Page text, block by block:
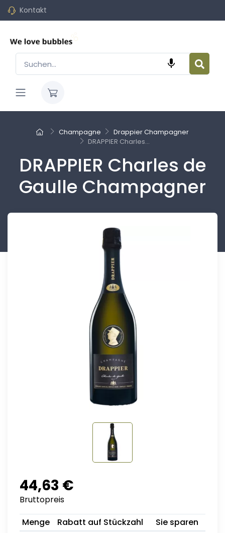
Kontakt

Champagne
Drappier Champagner
DRAPPIER Charles...
DRAPPIER Charles de
Gaulle Champagner
44,63 €
Bruttopreis
Menge
Rabatt auf Stückzahl
Sie sparen